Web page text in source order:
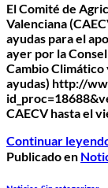
El Comité de
Valenciana
ayudas para el
ayer por la
Cambio
ayudas) http://
CAECV hasta el
Continuar
Publicado en